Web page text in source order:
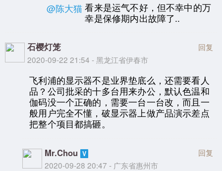
@陈大猫 看来是运气不好，但不幸中的万
幸是保修期内出故障了..
石樱灯笼
2020-09-22 21:54 - 黑龙江省伊春市
回复
飞利浦的显示器不是业界垫底么，还需要看人
品？公司批采的十多台用来办公，默认色温和
伽码没一个正确的，需要一台一台改，而且一
般用户完全不懂，破显示器上做产品演示差点
把整个项目都搞砸。
Mr.Chou
2020-09-28 20:47 - 广东省惠州市
回复